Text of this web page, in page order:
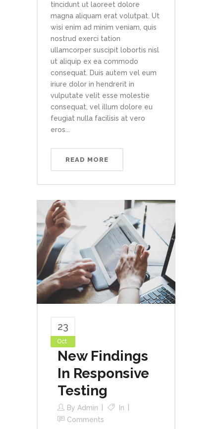
tincidunt ut laoreet dolore
magna aliquam erat volutpat. Ut
wisi enim ad minim veniam, quis
nostrud exerci tation
ullamcorper suscipit lobortis nisl
ut aliquip ex ea commodo
consequat. Duis autem vel eum
iriure dolor in hendrerit in
vulputate velit esse molestie
consequat, vel illum dolore eu
feugiat nulla facilisis at vero
eros...
READ MORE
23
Oct
New Findings
In Responsive
Testing
By Admin
In
Comments